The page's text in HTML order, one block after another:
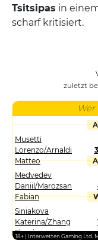
Tsitsipas in
scharf kritisiert.
zuletzt
Musetti
Lorenzo/Arnaldi
Matteo
Medvedev
Daniil/Marozsan
Fabian
Siniakova
Katerina/Zhang
Shuai
18+ | Interwetten Gaming Ltd.